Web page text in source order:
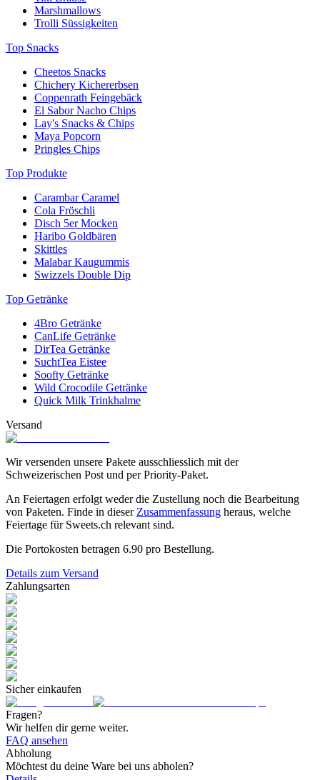
Marshmallows
Trolli Süssigkeiten
Top Snacks
Cheetos Snacks
Chichery Kichererbsen
Coppenrath Feingebäck
El Sabor Nacho Chips
Lay's Snacks & Chips
Maya Popcorn
Pringles Chips
Top Produkte
Carambar Caramel
Cola Fröschli
Disch 5er Mocken
Haribo Goldbären
Skittles
Malabar Kaugummis
Swizzels Double Dip
Top Getränke
4Bro Getränke
CanLife Getränke
DirTea Getränke
SuchtTea Eistee
Soofty Getränke
Wild Crocodile Getränke
Quick Milk Trinkhalme
Versand
Wir versenden unsere Pakete ausschliesslich mit der
Schweizerischen Post und per Priority-Paket.
An Feiertagen erfolgt weder die Zustellung noch die Bearbeitung
von Paketen. Finde in dieser Zusammenfassung heraus, welche
Feiertage für Sweets.ch relevant sind.
Die Portokosten betragen 6.90 pro Bestellung.
Details zum Versand
Zahlungsarten
Sicher einkaufen
Fragen?
Wir helfen dir gerne weiter.
FAQ ansehen
Abholung
Möchtest du deine Ware bei uns abholen?